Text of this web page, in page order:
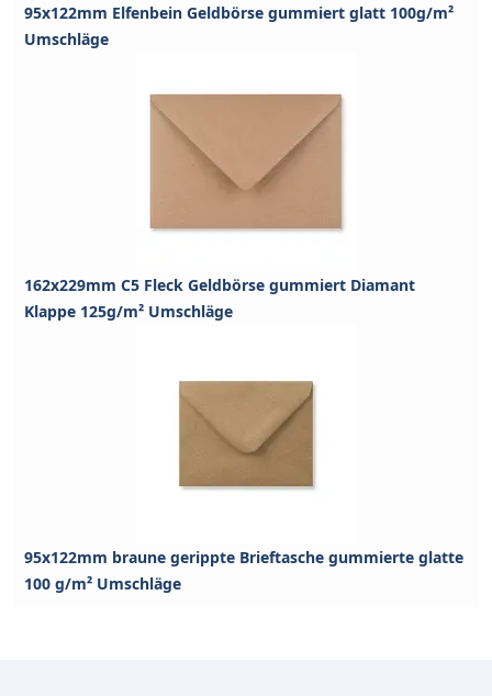
95x122mm Elfenbein Geldbörse gummiert glatt 100g/m²
Umschläge
162x229mm C5 Fleck Geldbörse gummiert Diamant
Klappe 125g/m² Umschläge
95x122mm braune gerippte Brieftasche gummierte glatte
100 g/m² Umschläge